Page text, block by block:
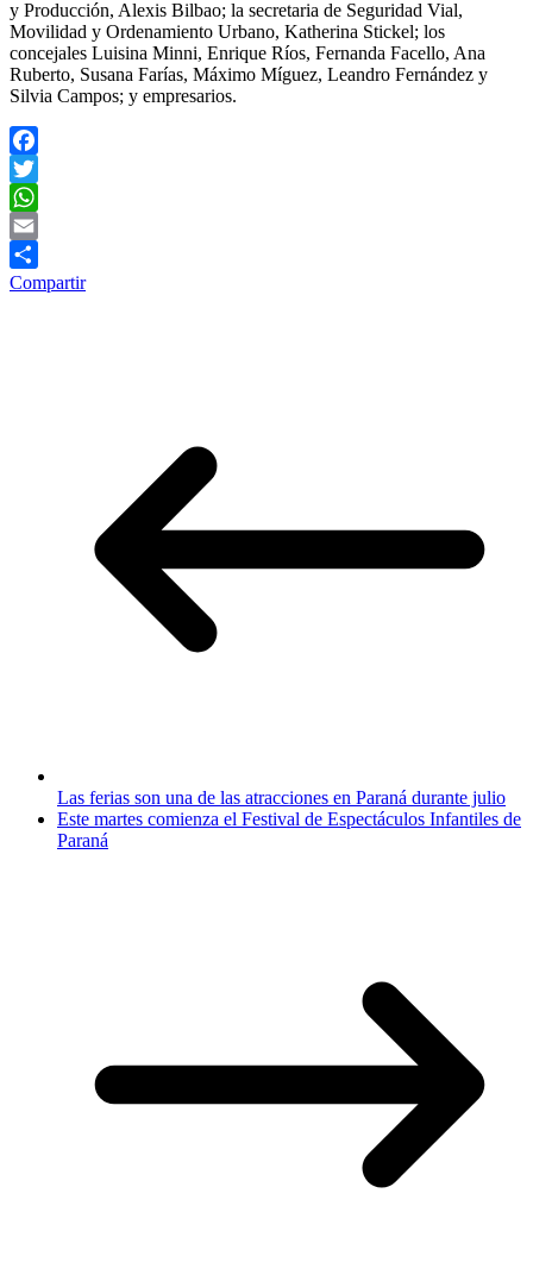
y Producción, Alexis Bilbao; la secretaria de Seguridad Vial,
Movilidad y Ordenamiento Urbano, Katherina Stickel; los
concejales Luisina Minni, Enrique Ríos, Fernanda Facello, Ana
Ruberto, Susana Farías, Máximo Míguez, Leandro Fernández y
Silvia Campos; y empresarios.
Facebook
Twitter
WhatsApp
Email
Compartir
Las ferias son una de las atracciones en Paraná durante julio
Este martes comienza el Festival de Espectáculos Infantiles de
Paraná